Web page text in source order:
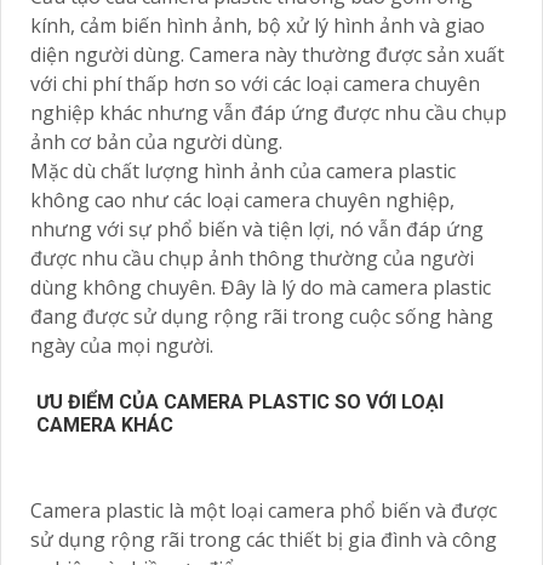
kính, cảm biến hình ảnh, bộ xử lý hình ảnh và giao
diện người dùng. Camera này thường được sản xuất
với chi phí thấp hơn so với các loại camera chuyên
nghiệp khác nhưng vẫn đáp ứng được nhu cầu chụp
ảnh cơ bản của người dùng.
Mặc dù chất lượng hình ảnh của camera plastic
không cao như các loại camera chuyên nghiệp,
nhưng với sự phổ biến và tiện lợi, nó vẫn đáp ứng
được nhu cầu chụp ảnh thông thường của người
dùng không chuyên. Đây là lý do mà camera plastic
đang được sử dụng rộng rãi trong cuộc sống hàng
ngày của mọi người.
ƯU ĐIỂM CỦA CAMERA PLASTIC SO VỚI LOẠI
CAMERA KHÁC
Camera plastic là một loại camera phổ biến và được
sử dụng rộng rãi trong các thiết bị gia đình và công